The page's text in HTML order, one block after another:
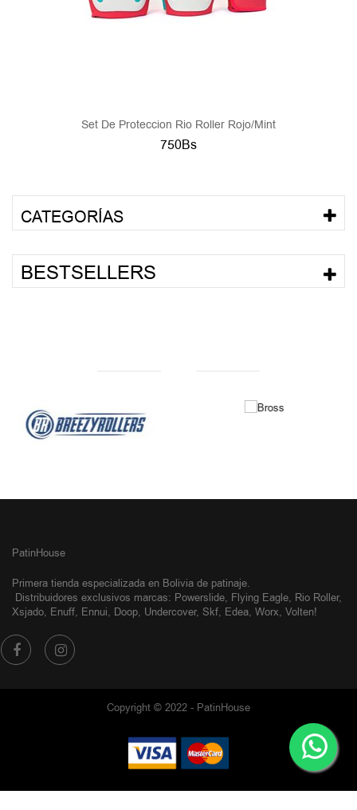
Set De Proteccion Rio Roller Rojo/Mint
750Bs
CATEGORÍAS
BESTSELLERS
PatinHouse
Primera tienda especializada en Bolivia de patinaje.
Distribuidores exclusivos marcas: Powerslide, Flying Eagle, Rio Roller,
Xsjado, Enuff, Ennui, Doop, Undercover, Skf, Edea, Worx, Volten!
Copyright © 2022 - PatinHouse